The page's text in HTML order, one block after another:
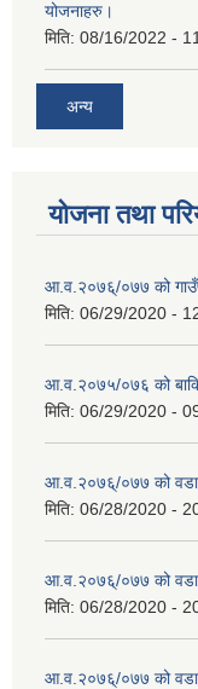
योजनाहरु।
मिति: 08/16/2022 -
अन्य
योजना तथा
आ.व.२०७६्/०७७ को
मिति: 06/29/2020 -
आ.व.२०७५/०७६ को बाकि
मिति: 06/29/2020 -
आ.व.२०७६्/०७७ को वडा
मिति: 06/28/2020 -
आ.व.२०७६्/०७७ को वडा
मिति: 06/28/2020 -
आ.व.२०७६्/०७७ को वडा